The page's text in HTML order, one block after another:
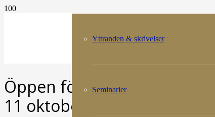
Yttranden & skrivelser
Seminarier
Öppen föreläsning!
11 oktober